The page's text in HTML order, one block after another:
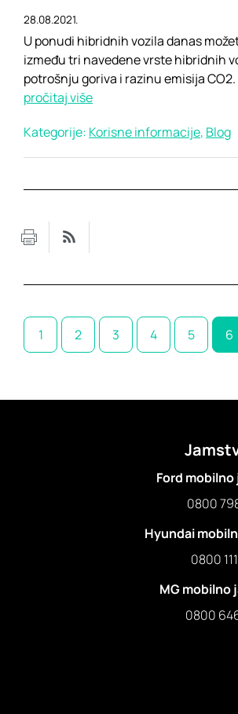
28.08.2021.
U ponudi hibridnih vozila danas
između tri navedene vrste hibridnih
potrošnju goriva i razinu emisija CO2.
pročitaj više
Kategorije: Korisne informacije, Blog
1 2 3 4 5 6
Ford
0800
Hyundai
0800
MG mobilno
0800